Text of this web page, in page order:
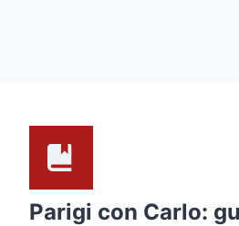
Parigi con Carlo: